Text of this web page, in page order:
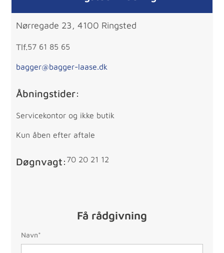
Nørregade 23, 4100 Ringsted
Tlf.57 61 85 65
bagger@bagger-laase.dk
Åbningstider:
Servicekontor og ikke butik
Kun åben efter aftale
Døgnvagt: 70 20 21 12
Få rådgivning
Navn:
Navn*